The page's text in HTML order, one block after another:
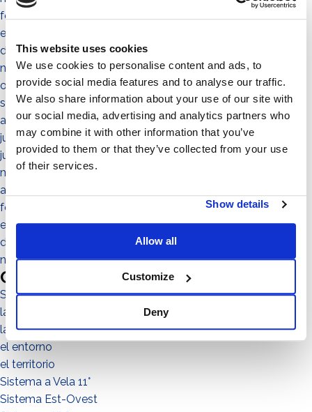
This website uses cookies
We use cookies to personalise content and ads, to
provide social media features and to analyse our traffic.
We also share information about your use of our site with
our social media, advertising and analytics partners who
may combine it with other information that you’ve
provided to them or that they’ve collected from your use
of their services.
Show details
Allow all
Customize
Deny
febrero 2022
enero 2022
diciembre 2021
noviembre 2021
octubre 2021
septiembre 2021
agosto 2021
julio 2021
junio 2021
mayo 2021
abril 2021
febrero 2021
enero 2021
diciembre 2020
noviembre 2020
Categories
Sistema No-Flex
las personas
la comunidad
el entorno
el territorio
Sistema a Vela 11°
Sistema Est-Ovest